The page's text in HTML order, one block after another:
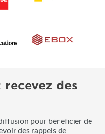
des
pour bénéficier de
des rappels de